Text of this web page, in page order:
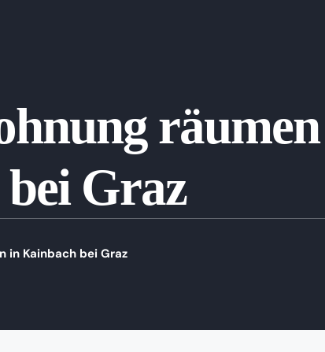
Graz
in Kainbach bei Graz